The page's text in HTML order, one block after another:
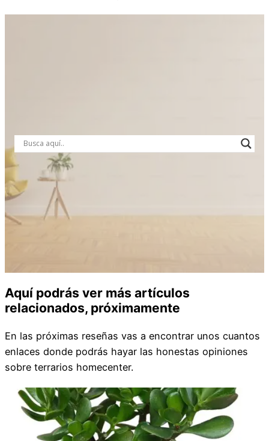
Aquí podrás ver más artículos
relacionados, próximamente
En las próximas reseñas vas a encontrar unos cuantos
enlaces donde podrás hayar las honestas opiniones
sobre terrarios homecenter.